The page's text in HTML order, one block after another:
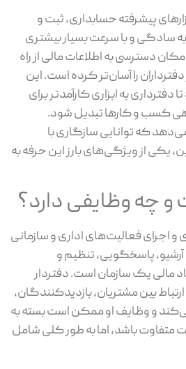
پیشرفته حسابداری، ثبت و
سادگی و با سرعت بسیار بیشتری
دسترسی به اطلاعات مالی از راه
را آسان‌تر کرده است. این
به ابزاری کارآمدتر برای
کسب و کارها تبدیل شود.
که توانایی سازگاری با
یکی از ویژگی‌های بارز این حرفه به
چه وظایفی دارد؟
و اجرای فعالیت‌های اداری و سازمانی
پاسخگویی، تنظیم و
مالی یک سازمان است. دفتردار
بین مشتریان، بازدیدکنندگان،
و وظایف او ممکن است بسته به
باشد، اما به طور کلی شامل